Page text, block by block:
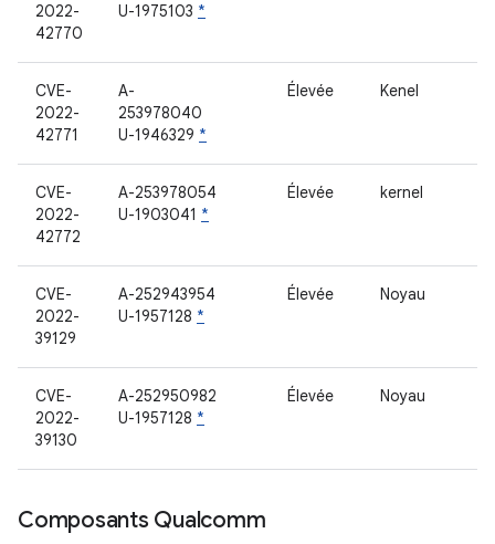
2022-
42770
U-1975103 *
CVE-
2022-
42771
A-
253978040
U-1946329 *
Élevée Kenel
CVE-
2022-
42772
A-253978054
U-1903041 *
Élevée kernel
CVE-
2022-
39129
A-252943954
U-1957128 *
Élevée Noyau
CVE-
2022-
39130
A-252950982
U-1957128 *
Élevée Noyau
Composants Qualcomm